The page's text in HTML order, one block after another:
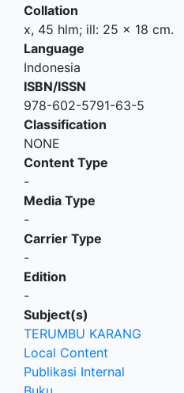
Collation
x, 45 hlm; ill: 25 x 18 cm.
Language
Indonesia
ISBN/ISSN
978-602-5791-63-5
Classification
NONE
Content Type
-
Media Type
-
Carrier Type
-
Edition
-
Subject(s)
TERUMBU KARANG
Local Content
Publikasi Internal